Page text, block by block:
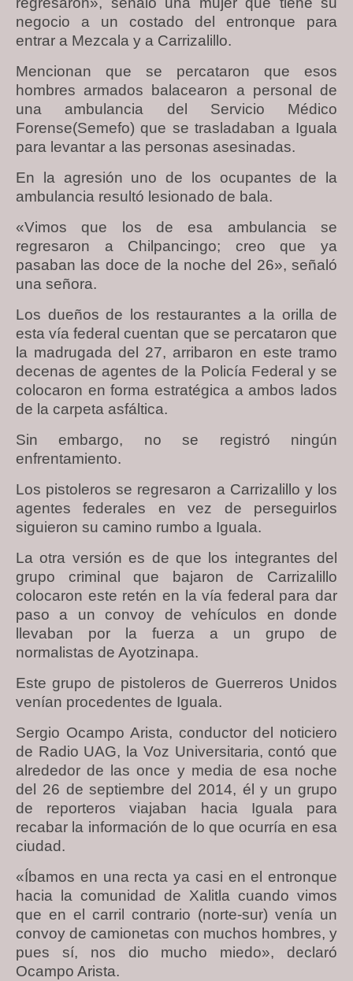
negocio a un costado del entronque para
entrar a Mezcala y a Carrizalillo.
Mencionan que se percataron que esos
hombres armados balacearon a personal de
una ambulancia del Servicio Médico
Forense(Semefo) que se trasladaban a Iguala
para levantar a las personas asesinadas.
En la agresión uno de los ocupantes de la
ambulancia resultó lesionado de bala.
«Vimos que los de esa ambulancia se
regresaron a Chilpancingo; creo que ya
pasaban las doce de la noche del 26», señaló
una señora.
Los dueños de los restaurantes a la orilla de
esta vía federal cuentan que se percataron que
la madrugada del 27, arribaron en este tramo
decenas de agentes de la Policía Federal y se
colocaron en forma estratégica a ambos lados
de la carpeta asfáltica.
Sin embargo, no se registró ningún
enfrentamiento.
Los pistoleros se regresaron a Carrizalillo y los
agentes federales en vez de perseguirlos
siguieron su camino rumbo a Iguala.
La otra versión es de que los integrantes del
grupo criminal que bajaron de Carrizalillo
colocaron este retén en la vía federal para dar
paso a un convoy de vehículos en donde
llevaban por la fuerza a un grupo de
normalistas de Ayotzinapa.
Este grupo de pistoleros de Guerreros Unidos
venían procedentes de Iguala.
Sergio Ocampo Arista, conductor del noticiero
de Radio UAG, la Voz Universitaria, contó que
alrededor de las once y media de esa noche
del 26 de septiembre del 2014, él y un grupo
de reporteros viajaban hacia Iguala para
recabar la información de lo que ocurría en esa
ciudad.
«Íbamos en una recta ya casi en el entronque
hacia la comunidad de Xalitla cuando vimos
que en el carril contrario (norte-sur) venía un
convoy de camionetas con muchos hombres, y
pues sí, nos dio mucho miedo», declaró
Ocampo Arista.